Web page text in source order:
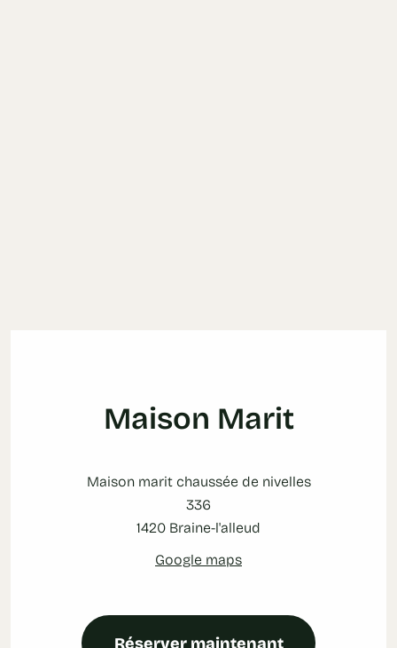
Maison Marit
Maison marit chaussée de nivelles
336
1420 Braine-l'alleud
Google maps
Réserver maintenant